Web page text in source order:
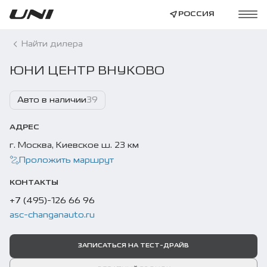
РОССИЯ
Найти дилера
ЮНИ ЦЕНТР ВНУКОВО
Авто в наличии39
АДРЕС
г. Москва, Киевское ш. 23 км
Проложить маршрут
КОНТАКТЫ
+7 (495)-126 66 96
asc-changanauto.ru
ЗАПИСАТЬСЯ НА ТЕСТ-ДРАЙВ